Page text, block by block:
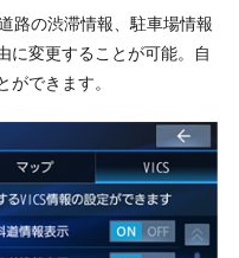
路の渋滞情報、駐車場情報
に変更することが可能。自
できます。